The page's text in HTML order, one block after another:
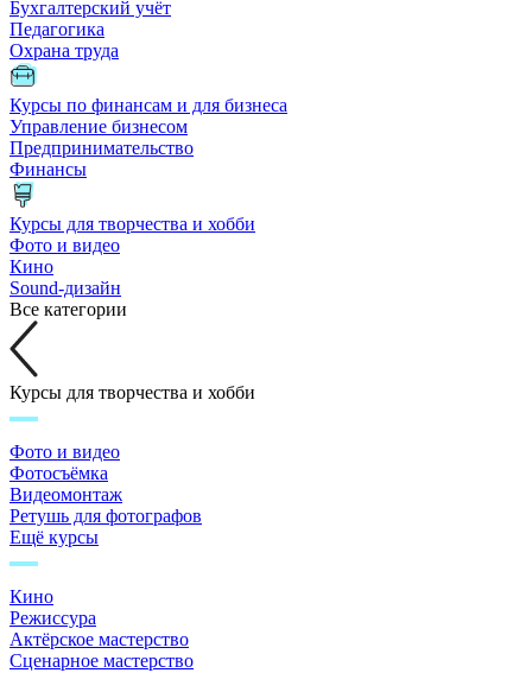
Бухгалтерский учёт
Педагогика
Охрана труда
Курсы по финансам и для бизнеса
Управление бизнесом
Предпринимательство
Финансы
Курсы для творчества и хобби
Фото и видео
Кино
Sound-дизайн
Все категории
Курсы для творчества и хобби
Фото и видео
Фотосъёмка
Видеомонтаж
Ретушь для фотографов
Ещё курсы
Кино
Режиссура
Актёрское мастерство
Сценарное мастерство